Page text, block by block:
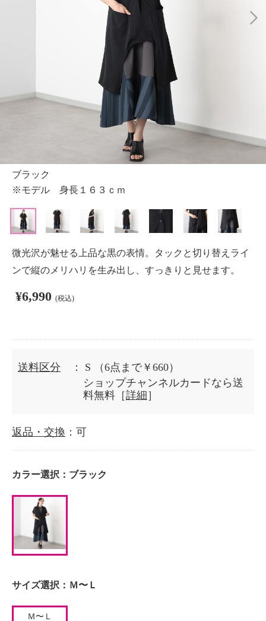
ブラック
※モデル 身長１６３ｃｍ
微光沢が魅せる上品な黒の表情。タックと切り替えライ
ンで縦のメリハリを生み出し、すっきりと見せます。
¥6,990 (税込)
送料区分 ： S
（6点まで￥660）
ショップチャンネルカードなら送
料無料［詳細 ］
返品・交換 ：可
カラー選択： ブラック
サイズ選択： Ｍ〜Ｌ
Ｍ〜Ｌ